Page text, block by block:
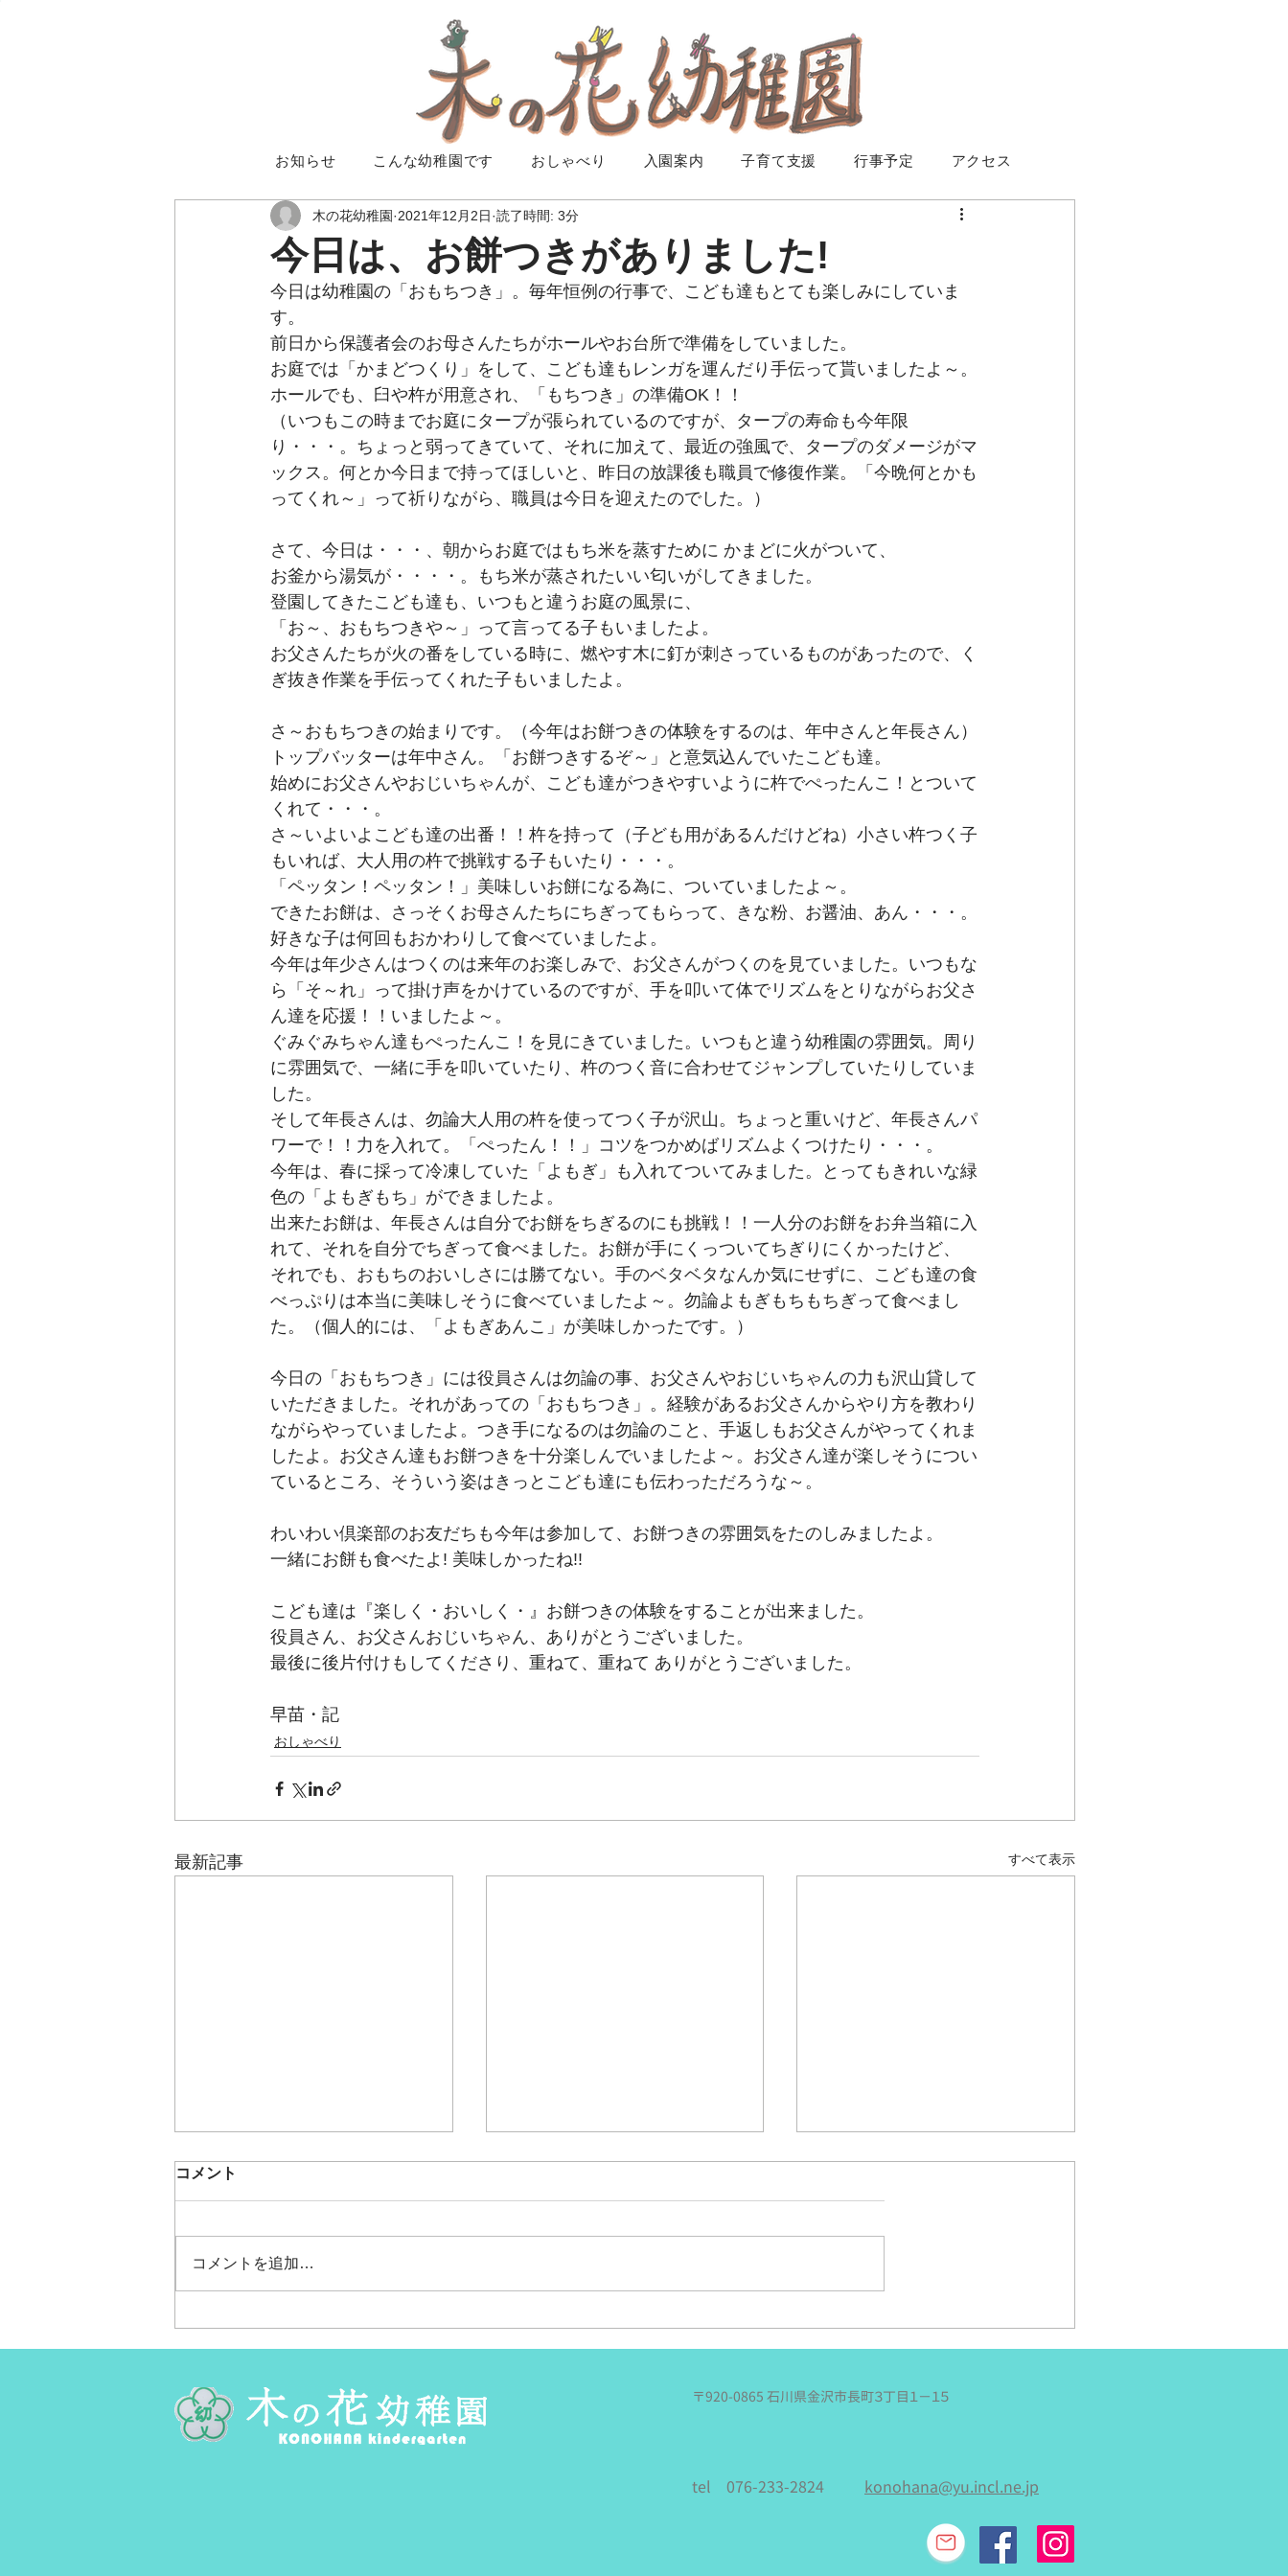
お知らせ こんな幼稚園です おしゃべり 入園案内 子育て支援 行事予定 アクセス
今日は、お餅つきがありました!
木の花幼稚園 2021年12月2日 読了時間: 3分
今日は幼稚園の「おもちつき」。毎年恒例の行事で、こども達もとても楽しみにしていま
す。
前日から保護者会のお母さんたちがホールやお台所で準備をしていました。
お庭では「かまどつくり」をして、こども達もレンガを運んだり手伝って貰いましたよ～。
ホールでも、臼や杵が用意され、「もちつき」の準備OK！！
（いつもこの時までお庭にタープが張られているのですが、タープの寿命も今年限
り・・・。ちょっと弱ってきていて、それに加えて、最近の強風で、タープのダメージがマ
ックス。何とか今日まで持ってほしいと、昨日の放課後も職員で修復作業。「今晩何とかも
ってくれ～」って祈りながら、職員は今日を迎えたのでした。）
さて、今日は・・・、朝からお庭ではもち米を蒸すために かまどに火がついて、
お釜から湯気が・・・・。もち米が蒸されたいい匂いがしてきました。
登園してきたこども達も、いつもと違うお庭の風景に、
「お～、おもちつきや～」って言ってる子もいましたよ。
お父さんたちが火の番をしている時に、燃やす木に釘が刺さっているものがあったので、く
ぎ抜き作業を手伝ってくれた子もいましたよ。
さ～おもちつきの始まりです。（今年はお餅つきの体験をするのは、年中さんと年長さん）
トップバッターは年中さん。「お餅つきするぞ～」と意気込んでいたこども達。
始めにお父さんやおじいちゃんが、こども達がつきやすいように杵でぺったんこ！とついて
くれて・・・。
さ～いよいよこども達の出番！！杵を持って（子ども用があるんだけどね）小さい杵つく子
もいれば、大人用の杵で挑戦する子もいたり・・・。
「ペッタン！ペッタン！」美味しいお餅になる為に、ついていましたよ～。
できたお餅は、さっそくお母さんたちにちぎってもらって、きな粉、お醤油、あん・・・。
好きな子は何回もおかわりして食べていましたよ。
今年は年少さんはつくのは来年のお楽しみで、お父さんがつくのを見ていました。いつもな
ら「そ～れ」って掛け声をかけているのですが、手を叩いて体でリズムをとりながらお父さ
ん達を応援！！いましたよ～。
ぐみぐみちゃん達もぺったんこ！を見にきていました。いつもと違う幼稚園の雰囲気。周り
に雰囲気で、一緒に手を叩いていたり、杵のつく音に合わせてジャンプしていたりしていま
した。
そして年長さんは、勿論大人用の杵を使ってつく子が沢山。ちょっと重いけど、年長さんパ
ワーで！！力を入れて。「ぺったん！！」コツをつかめばリズムよくつけたり・・・。
今年は、春に採って冷凍していた「よもぎ」も入れてついてみました。とってもきれいな緑
色の「よもぎもち」ができましたよ。
出来たお餅は、年長さんは自分でお餅をちぎるのにも挑戦！！一人分のお餅をお弁当箱に入
れて、それを自分でちぎって食べました。お餅が手にくっついてちぎりにくかったけど、
それでも、おもちのおいしさには勝てない。手のベタベタなんか気にせずに、こども達の食
べっぷりは本当に美味しそうに食べていましたよ～。勿論よもぎもちもちぎって食べまし
た。（個人的には、「よもぎあんこ」が美味しかったです。）
今日の「おもちつき」には役員さんは勿論の事、お父さんやおじいちゃんの力も沢山貸して
いただきました。それがあっての「おもちつき」。経験があるお父さんからやり方を教わり
ながらやっていましたよ。つき手になるのは勿論のこと、手返しもお父さんがやってくれま
したよ。お父さん達もお餅つきを十分楽しんでいましたよ～。お父さん達が楽しそうについ
ているところ、そういう姿はきっとこども達にも伝わっただろうな～。
わいわい倶楽部のお友だちも今年は参加して、お餅つきの雰囲気をたのしみましたよ。
一緒にお餅も食べたよ! 美味しかったね!!
こども達は『楽しく・おいしく・』お餅つきの体験をすることが出来ました。
役員さん、お父さんおじいちゃん、ありがとうございました。
最後に後片付けもしてくださり、重ねて、重ねて ありがとうございました。
早苗・記
おしゃべり
最新記事 すべて表示
夏のお父さんたちと遊ぼう
ん12人、子どもが20人参加して
くれました！！ありがとうござい
り台、園庭に深めのプールを作っ
て遊びましたよ♪ お父さんたち
はフライング気味に滑り台の木を
うめもも🍑夏の遠足～内川ス
来た～！」と思ったら、あれっ何
ったままの乗車だったけど、 み
っててくれた～！ リュックとプ
さくらあんす夏の遠足！~丁
い！という今日、年中のさくらあ
報．．．降水確率９０％！？）、
ました。 雨という事で荷物は
水筒を肩からかけ
コメント
コメントを追加…
〒920-0865 石川県金沢市長町３丁目１−１５
tel 076-233-2824 konohana@yu.incl.ne.jp